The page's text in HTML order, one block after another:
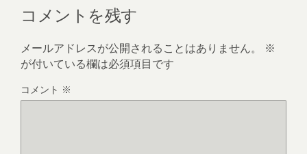
コメントを残す
メールアドレスが公開されることはありません。
※
が付いている欄は必須項目です
コメント ※